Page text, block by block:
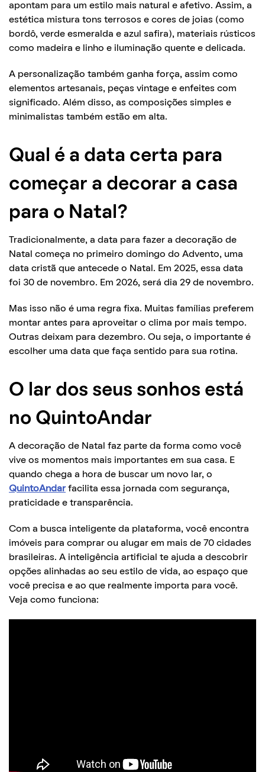
apontam para um estilo mais natural e afetivo. Assim, a
estética mistura tons terrosos e cores de joias (como
bordô, verde esmeralda e azul safira), materiais rústicos
como madeira e linho e iluminação quente e delicada.
A personalização também ganha força, assim como
elementos artesanais, peças vintage e enfeites com
significado. Além disso, as composições simples e
minimalistas também estão em alta.
Qual é a data certa para
começar a decorar a casa
para o Natal?
Tradicionalmente, a data para fazer a decoração de
Natal começa no primeiro domingo do Advento, uma
data cristã que antecede o Natal. Em 2025, essa data
foi 30 de novembro. Em 2026, será dia 29 de novembro.
Mas isso não é uma regra fixa. Muitas famílias preferem
montar antes para aproveitar o clima por mais tempo.
Outras deixam para dezembro. Ou seja, o importante é
escolher uma data que faça sentido para sua rotina.
O lar dos seus sonhos está
no QuintoAndar
A decoração de Natal faz parte da forma como você
vive os momentos mais importantes em sua casa. E
quando chega a hora de buscar um novo lar, o
QuintoAndarfacilita essa jornada com segurança,
praticidade e transparência.
Com a busca inteligente da plataforma, você encontra
imóveis para comprar ou alugar em mais de 70 cidades
brasileiras. A inteligência artificial te ajuda a descobrir
opções alinhadas ao seu estilo de vida, ao espaço que
você precisa e ao que realmente importa para você.
Veja como funciona: